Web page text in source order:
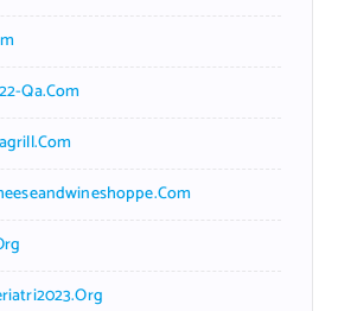
Qa.com